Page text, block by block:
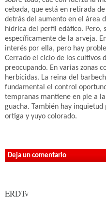
cebada, que está en retirada
detrás del aumento en el área
hídrica del perfil edáfico. Pero,
específicamente de la arveja.
interés por ella, pero hay
Cerrado el ciclo de los cultivos
preocupando. En varias zonas
herbicidas. La reina del
fundamental el control
tempranas mantiene en pie a
guacha. También hay
ortiga y yuyo colorado.
Deja un comentario
ERDTv